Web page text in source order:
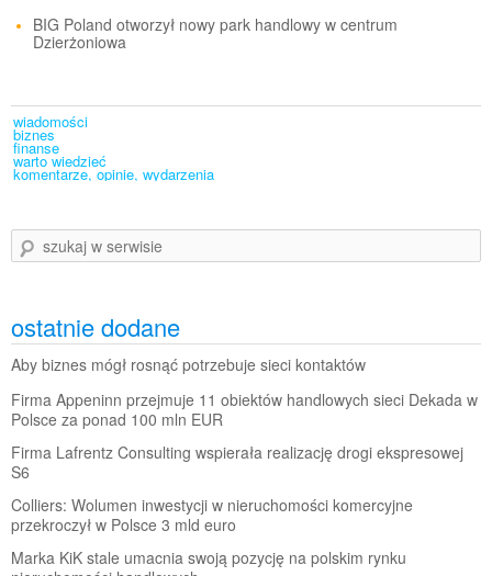
BIG Poland otworzył nowy park handlowy w centrum
Dzierżoniowa
wiadomości
biznes
finanse
warto wiedzieć
komentarze, opinie, wydarzenia
szukaj w serwisie
ostatnie dodane
Aby biznes mógł rosnąć potrzebuje sieci kontaktów
Firma Appeninn przejmuje 11 obiektów handlowych sieci Dekada w
Polsce za ponad 100 mln EUR
Firma Lafrentz Consulting wspierała realizację drogi ekspresowej
S6
Colliers: Wolumen inwestycji w nieruchomości komercyjne
przekroczył w Polsce 3 mld euro
Marka KiK stale umacnia swoją pozycję na polskim rynku